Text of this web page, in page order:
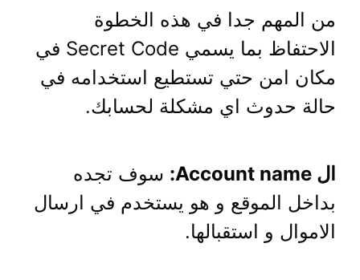
من المهم جدا في هذه الخطوة
الاحتفاظ بما يسمي Secret Code في
مكان امن حتي تستطيع استخدامه في
حالة حدوث اي مشكلة لحسابك.
ال Account name:
سوف تجده
بداخل الموقع و هو يستخدم في ارسال
الاموال و استقبالها.